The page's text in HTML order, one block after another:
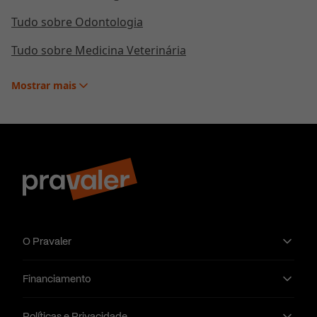
de prontidão para a outra. Neste momento são
passadas informações gerais, novidades, alguma
entre outros;
freio e suspensão, além da bomba-armar, que é a
montagem de sistema de combate a incêndio, das
ligações e linhas de mangueira;
em qualquer situação de ocorrência, os bombeiros
prioritariamente;
Tudo sobre Odontologia
Tudo sobre Medicina Veterinária
Mostrar mais
O Pravaler
Financiamento